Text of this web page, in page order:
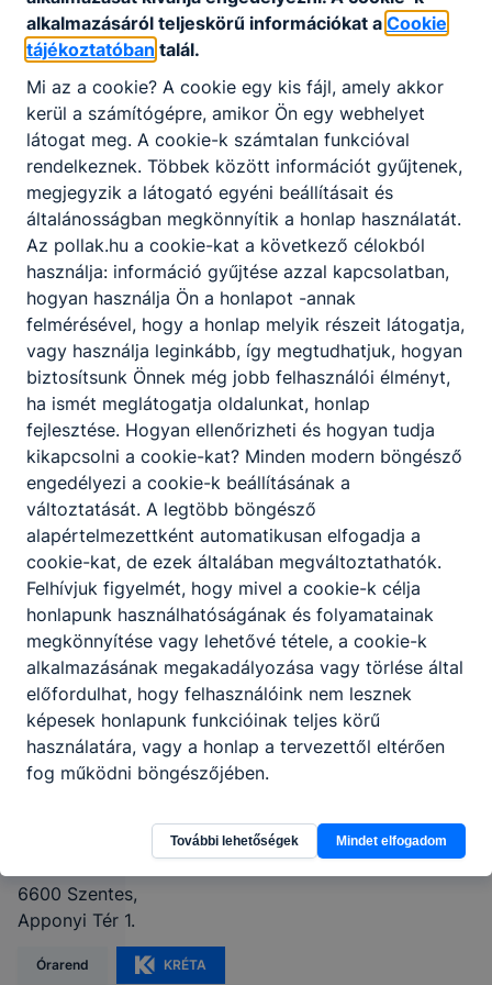
Hódmezővásárhelyi
Antal Technikum
6600 Szentes,
Apponyi Tér 1.
Órarend KRÉTA
alkalmazásáról teljeskörű információkat a Cookie
tájékoztatóban talál.
Mi az a cookie? A cookie egy kis fájl, amely akkor
kerül a számítógépre, amikor Ön egy webhelyet
látogat meg. A cookie-k számtalan funkcióval
rendelkeznek. Többek között információt gyűjtenek,
megjegyzik a látogató egyéni beállításait és
általánosságban megkönnyítik a honlap használatát.
Az pollak.hu a cookie-kat a következő célokból
használja: információ gyűjtése azzal kapcsolatban,
hogyan használja Ön a honlapot -annak
felmérésével, hogy a honlap melyik részeit látogatja,
vagy használja leginkább, így megtudhatjuk, hogyan
biztosítsunk Önnek még jobb felhasználói élményt,
ha ismét meglátogatja oldalunkat, honlap
fejlesztése. Hogyan ellenőrizheti és hogyan tudja
kikapcsolni a cookie-kat? Minden modern böngésző
engedélyezi a cookie-k beállításának a
változtatását. A legtöbb böngésző
alapértelmezettként automatikusan elfogadja a
cookie-kat, de ezek általában megváltoztathatók.
Felhívjuk figyelmét, hogy mivel a cookie-k célja
honlapunk használhatóságának és folyamatainak
megkönnyítése vagy lehetővé tétele, a cookie-k
alkalmazásának megakadályozása vagy törlése által
előfordulhat, hogy felhasználóink nem lesznek
képesek honlapunk funkcióinak teljes körű
használatára, vagy a honlap a tervezettől eltérően
fog működni böngészőjében.
További lehetőségek Mindet elfogadom